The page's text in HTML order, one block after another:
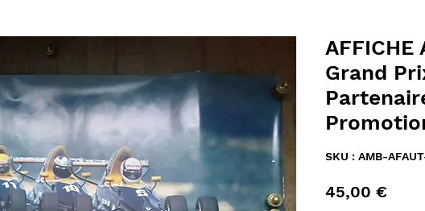
AFFICHE
Grand
SKU : AMB-
45,00 €Prix